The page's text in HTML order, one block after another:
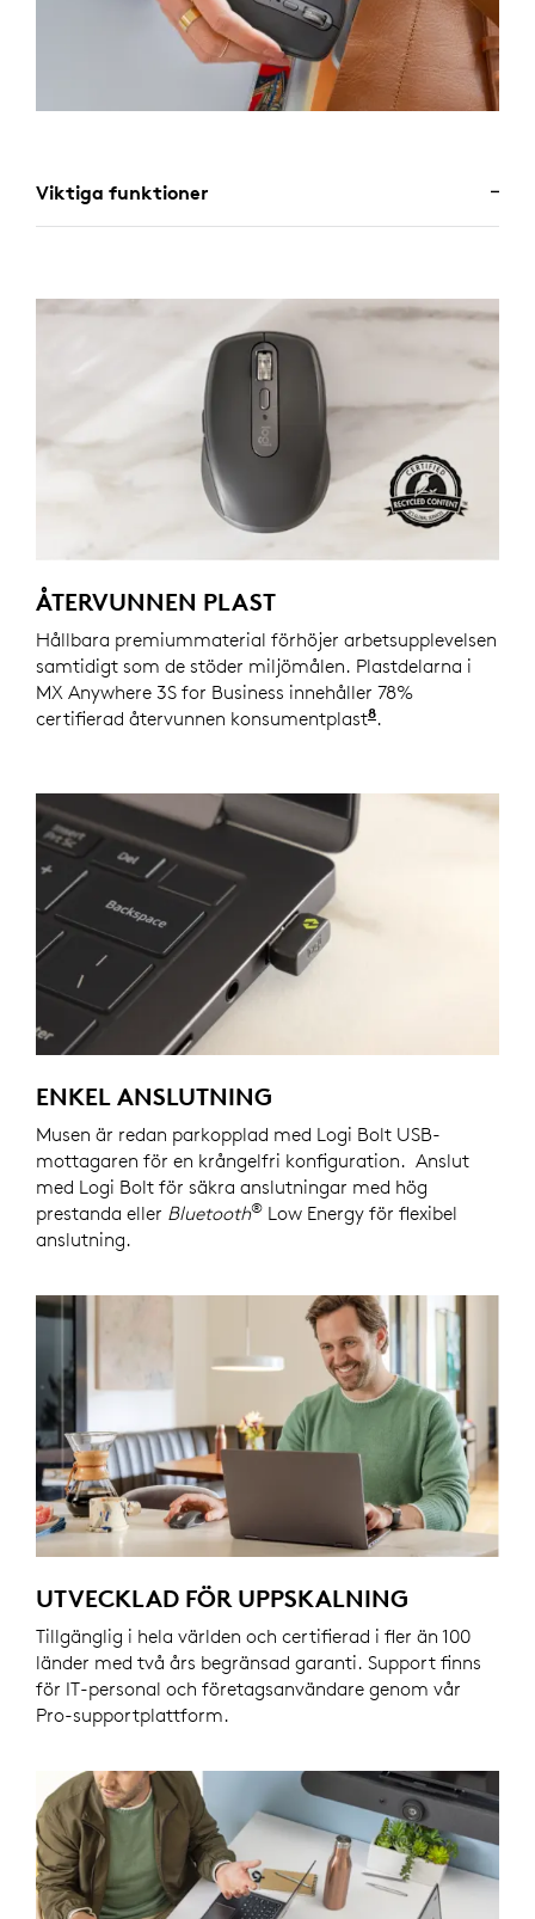
Viktiga funktioner
ÅTERVUNNEN PLAST
Hållbara premiummaterial förhöjer arbetsupplevelsen
samtidigt som de stöder miljömålen. Plastdelarna i
MX Anywhere 3S for Business innehåller 78%
certifierad återvunnen konsumentplast8Exklusive plast
.
ENKEL ANSLUTNING
Musen är redan parkopplad med Logi Bolt USB-
mottagaren för en krångelfri konfiguration. Anslut
med Logi Bolt för säkra anslutningar med hög
prestanda eller Bluetooth® Low Energy för flexibel
anslutning.
UTVECKLAD FÖR UPPSKALNING
Tillgänglig i hela världen och certifierad i fler än 100
länder med två års begränsad garanti. Support finns
för IT-personal och företagsanvändare genom vår
Pro-supportplattform.